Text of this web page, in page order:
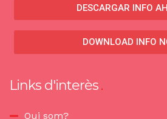
DESCARGAR INFO
DOWNLOAD INFO
Links d'interès
Qui som?